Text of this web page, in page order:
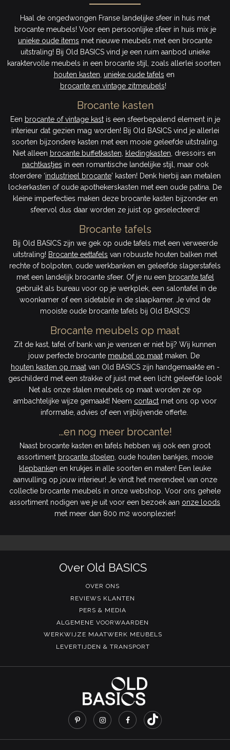
Haal de ongedwongen Franse landelijke sfeer in huis met
brocante meubels! Voor een persoonlijke sfeer in huis mix je
unieke oude items met nieuwe meubels met een brocante
uitstraling! Bij Old BASICS vind je een ruim aanbod unieke
karaktervolle meubels in een brocante stijl, zoals allerlei soorten
houten kasten unieke oude tafels en
brocante en vintage zitmeubels!
Brocante kasten
Een brocante of vintage kastis een sfeerbepalend element in je
interieur dat gezien mag worden! Bij Old BASICS vind je allerlei
soorten bijzondere kasten met een mooie geleefde uitstraling.
Niet alleen brocante buffetkasten kledingkasten , dressoirs en
nachtkastjes in een romantische landelijke stijl, maar ook
stoerdere ‘industrieel brocante’ kasten! Denk hierbij aan metalen
lockerkasten of oude apothekerskasten met een oude patina. De
kleine imperfecties maken deze brocante kasten bijzonder en
sfeervol dus daar worden ze juist op geselecteerd!
Brocante tafels
Bij Old BASICS zijn we gek op oude tafels met een verweerde
uitstraling! Brocante eettafels van robuuste houten balken met
rechte of bolpoten, oude werkbanken en geleefde slagerstafels
met een landelijk brocante sfeer. Of je nu een brocante tafel
gebruikt als bureau voor op je werkplek, een salontafel in de
woonkamer of een sidetable in de slaapkamer. Je vind de
mooiste oude brocante tafels bij Old BASICS!
Brocante meubels op maat
Zit de kast, tafel of bank van je wensen er niet bij? Wij kunnen
jouw perfecte brocante meubel op maat maken. De
houten kasten op maatvan Old BASICS zijn handgemaakte en -
geschilderd met een strakke of juist met een licht geleefde look!
Net als onze stalen meubels op maat worden ze op
ambachtelijke wijze gemaakt! Neem contact met ons op voor
informatie, advies of een vrijblijvende offerte.
…en nog meer brocante!
Naast brocante kasten en tafels hebben wij ook een groot
assortiment brocante stoelen , oude houten bankjes, mooie
klepbanken en krukjes in alle soorten en maten! Een leuke
aanvulling op jouw interieur! Je vindt het merendeel van onze
collectie brocante meubels in onze webshop. Voor ons gehele
assortiment nodigen we je uit voor een bezoek aan onze loods
met meer dan 800 m2 woonplezier!
Over Old BASICS
OVER ONS
REVIEWS KLANTEN
PERS & MEDIA
ALGEMENE VOORWAARDEN
WERKWIJZE MAATWERK MEUBELS
LEVERTIJDEN & TRANSPORT